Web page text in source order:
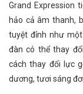
Grand Expression
hảo cả âm thanh,
tuyệt đỉnh như
đàn có thể thay
cách thay đổi lực
dương, tươi sáng